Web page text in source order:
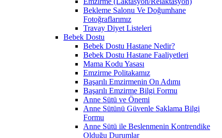
Bekleme Salonu Ve Doğumhane
Fotoğraflarımız
Travay Diyet Listeleri
Bebek Dostu
Bebek Dostu Hastane Nedir?
Bebek Dostu Hastane Faaliyetleri
Mama Kodu Yasası
Emzirme Politakamız
Başarılı Emzirmenin On Adımı
Başarılı Emzirme Bilgi Formu
Anne Sütü ve Önemi
Anne Sütünü Güvenle Saklama Bilgi
Formu
Anne Sütü ile Beslenmenin Kontrendike
Olduğu Durumlar